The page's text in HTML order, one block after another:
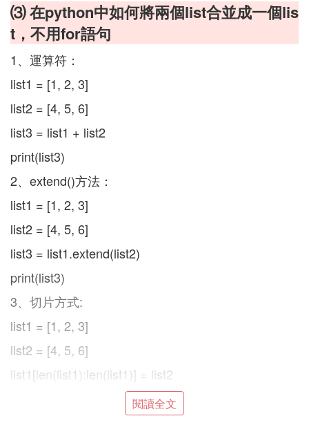
⑶ 在python中如何將兩個list合並成一個lis
t，不用for語句
1、運算符：
list1 = [1, 2, 3]
list2 = [4, 5, 6]
list3 = list1 + list2
print(list3)
2、extend()方法：
list1 = [1, 2, 3]
list2 = [4, 5, 6]
list3 = list1.extend(list2)
print(list3)
3、切片方式:
list1 = [1, 2, 3]
list2 = [4, 5, 6]
list1[len(list1):len(list1)] = list2
閱讀全文